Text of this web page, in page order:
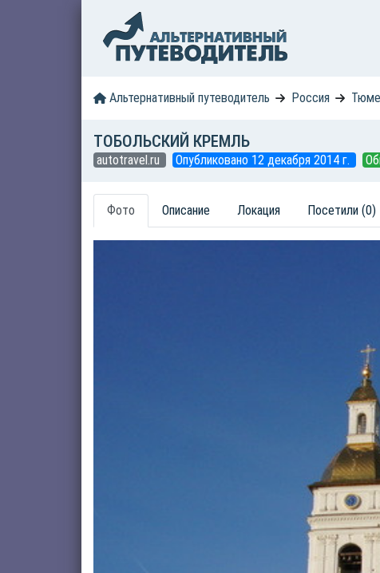
Альтернативный путеводитель Россия
ТОБОЛЬСКИЙ КРЕМЛЬ
autotravel.ru Опубликовано 12 декабря 2014 г.
Фото Описание Локация Посетили (0)